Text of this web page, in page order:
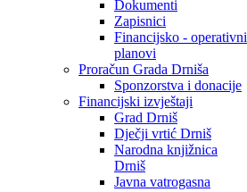
Dokumenti
Zapisnici
Financijsko - operativni
planovi
Proračun Grada Drniša
Sponzorstva i donacije
Financijski izvještaji
Grad Drniš
Dječji vrtić Drniš
Narodna knjižnica
Drniš
Javna vatrogasna